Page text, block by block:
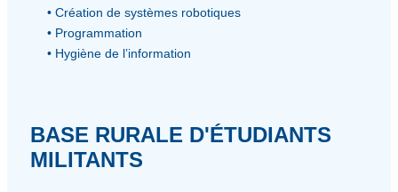
• Création de systèmes robotiques
• Programmation
• Hygiène de l’information
BASE RURALE D'ÉTUDIANTS
MILITANTS